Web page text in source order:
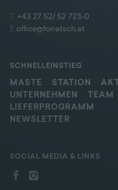
T +43 27 52/ 52 723-0
E office@fonatsch.at
SCHNELLEINSTIEG
MASTE STATION
UNTERNEHMEN
TEAM
LIEFERPROGRAMM
NEWSLETTER
SOCIAL MEDIA & LINKS